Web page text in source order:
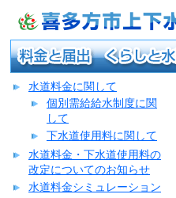
水道料金に関して
個別需給給水制度に関
して
下水道使用料に関して
水道料金・下水道使用料の
改定についてのお知らせ
水道料金シミュレーション